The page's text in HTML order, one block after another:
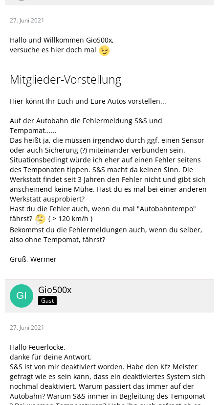
27. Juni 2021
Hallo und Willkommen Gio500x,
versuche es hier doch mal
Mitglieder-Vorstellung
Hier könnt Ihr Euch und Eure Autos vorstellen...
Auf der Autobahn die Fehlermeldung S&S und
Tempomat......
Das heißt ja, die müssen irgendwo durch ggf. einen Sensor
oder auch Sicherung (?) miteinander verbunden sein.
Situationsbedingt würde ich eher auf einen Fehler seitens
des Temponaten tippen. S&S macht da keinen Sinn. Die
Werkstatt findet seit 3 Jahren den Fehler nicht und gibt sich
anscheinend keine Mühe. Hast du es mal bei einer anderen
Werkstatt ausprobiert?
Hast du die Fehler auch, wenn du mal "Autobahntempo"
fährst?
( > 120 km/h )
Bekommst du die Fehlermeldungen auch, wenn du selber,
also ohne Tempomat, fährst?
Gruß, Wermer
Gio500x
Gast
27. Juni 2021
Hallo Feuerlocke,
danke für deine Antwort.
S&S ist von mir deaktiviert worden. Habe den Kfz Meister
gefragt wie es sein kann, dass ein deaktiviertes System sich
nochmal deaktiviert. Warum passiert das immer auf der
Autobahn? Warum S&S immer in Begleitung des Tempomat